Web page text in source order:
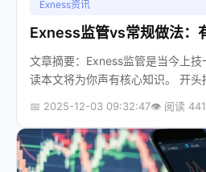
Exness资讯
Exness监管vs常规做法：
文章摘要：Exness监管是当今上
读本文将为你声有核心知识。 开头摘要当你第一次踏入外汇
易被新手忽略的问题就是：...
📅 2025-12-03 09:32:47👁️ 阅读 441